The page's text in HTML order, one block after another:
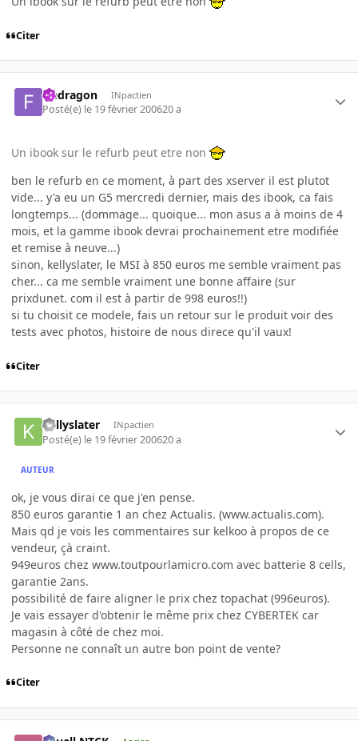
Citer
fredragon INpactien
Posté(e) le 19 février 200620 a
Un ibook sur le refurb peut etre non
ben le refurb en ce moment, à part des xserver il est plutot
vide... y'a eu un G5 mercredi dernier, mais des ibook, ca fais
longtemps... (dommage... quoique... mon asus a à moins de 4
mois, et la gamme ibook devrai prochainement etre modifiée
et remise à neuve...)
sinon, kellyslater, le MSI à 850 euros me semble vraiment pas
cher... ca me semble vraiment une bonne affaire (sur
prixdunet. com il est à partir de 998 euros!!)
si tu choisit ce modele, fais un retour sur le produit voir des
tests avec photos, histoire de nous direce qu'il vaux!
Citer
kellyslater INpactien
Posté(e) le 19 février 200620 a
AUTEUR
ok, je vous dirai ce que j'en pense.
850 euros garantie 1 an chez Actualis. (www.actualis.com).
Mais qd je vois les commentaires sur kelkoo à propos de ce
vendeur, çà craint.
949euros chez www.toutpourlamicro.com avec batterie 8 cells,
garantie 2ans.
possibilité de faire aligner le prix chez topachat (996euros).
Je vais essayer d'obtenir le même prix chez CYBERTEK car
magasin à côté de chez moi.
Personne ne connaît un autre bon point de vente?
Citer